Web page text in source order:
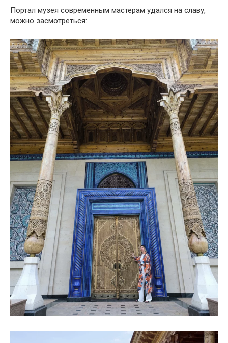
Портал музея современным мастерам удался на славу,
можно засмотреться: